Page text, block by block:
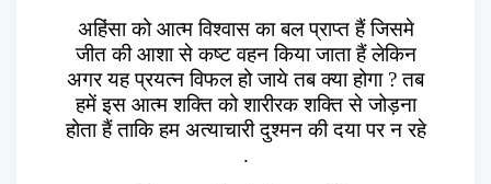
अहिंसा को आत्म विश्वास का बल प्राप्त हैं जिसमे
जीत की आशा से कष्ट वहन किया जाता हैं लेकिन
अगर यह प्रयत्न विफल हो जाये तब क्या होगा ? तब
हमें इस आत्म शक्ति को शारीरक शक्ति से जोड़ना
होता हैं ताकि हम अत्याचारी दुश्मन की दया पर न रहे
.